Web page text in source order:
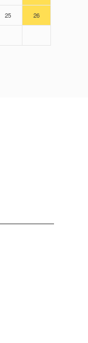
25 26